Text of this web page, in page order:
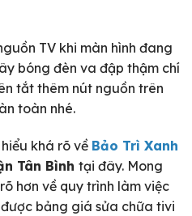
TV khi màn hình đang
bóng đèn va đập thậm chí
tắt thêm nút nguồn trên
toàn nhé.
khá rõ về Bảo Trì Xanh
Tân Bình tại đây. Mong
hơn về quy trình làm việc
bảng giá sửa chữa tivi